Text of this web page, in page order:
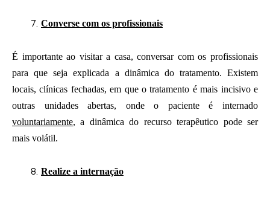
Converse com os profissionais
É importante ao visitar a casa, conversar com os profissionais
para que seja explicada a dinâmica do tratamento. Existem
locais, clínicas fechadas, em que o tratamento é mais incisivo e
outras unidades abertas, onde o paciente é internado
voluntariamente, a dinâmica do recurso terapêutico pode ser
mais volátil.
Realize a internação